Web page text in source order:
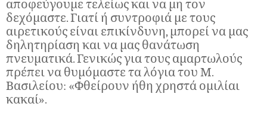
αποφεύγουμε τελείως και να μη τον
δεχόμαστε. Γιατί ή συντροφιά με τους
αιρετικούς είναι επικίνδυνη, μπορεί να μας
δηλητηρίαση και να μας θανάτωση
πνευματικά. Γενικώς για τους αμαρτωλούς
πρέπει να θυμόμαστε τα λόγια του Μ.
Βασιλείου: «Φθείρουν ήθη χρηστά ομιλίαι
κακαί».